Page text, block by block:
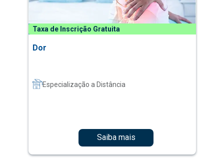
Taxa de Inscrição Gratuita
Dor
Especialização a Distância
Saiba mais